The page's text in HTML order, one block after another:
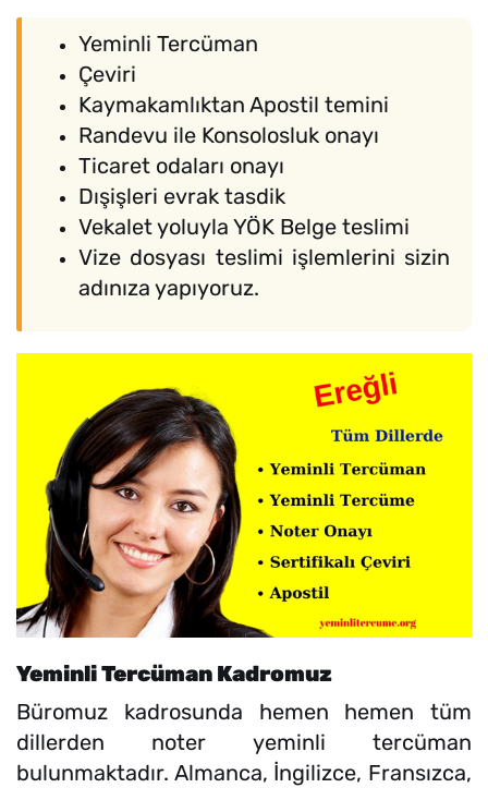
Yeminli Tercüman
Çeviri
Kaymakamlıktan Apostil temini
Randevu ile Konsolosluk onayı
Ticaret odaları onayı
Dışişleri evrak tasdik
Vekalet yoluyla YÖK Belge teslimi
Vize dosyası teslimi işlemlerini sizin
adınıza yapıyoruz.
Yeminli Tercüman Kadromuz
Büromuz kadrosunda hemen hemen tüm
dillerden noter yeminli tercüman
bulunmaktadır. Almanca, İngilizce, Fransızca,